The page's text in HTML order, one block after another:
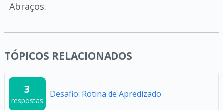
Abraços.
TÓPICOS RELACIONADOS
3
respostas
Desafio: Rotina de Apredizado